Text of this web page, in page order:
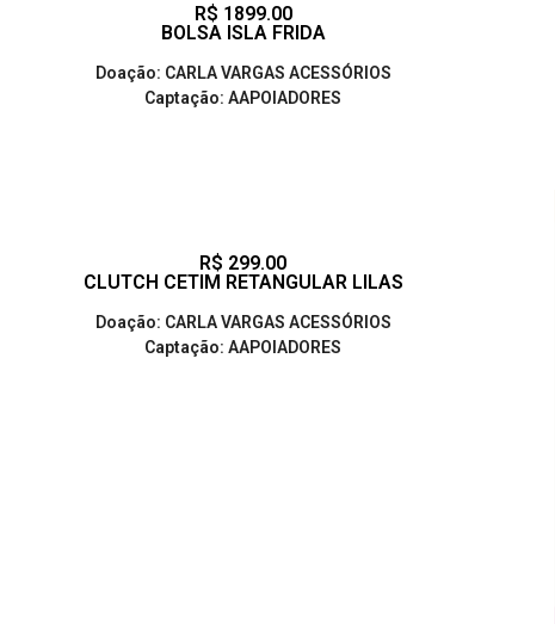
R$ 1899.00
BOLSA ISLA FRIDA
Doação: CARLA VARGAS ACESSÓRIOS
Captação: AAPOIADORES
R$ 299.00
CLUTCH CETIM RETANGULAR LILAS
Doação: CARLA VARGAS ACESSÓRIOS
Captação: AAPOIADORES